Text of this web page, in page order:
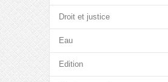
Droit et justice
Eau
Edition